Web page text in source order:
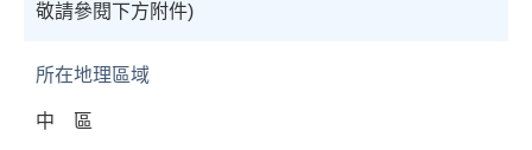
敬請參閱下方附件)
所在地理區域
中 區